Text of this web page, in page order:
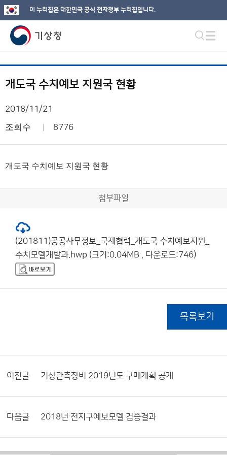
이 누리집은 대한민국 공식 전자정부 누리집입니다.
개도국 수치예보 지원국 현황
2018/11/21
조회수 8776
개도국 수치예보 지원국 현황
첨부파일
(201811)공공사무정보_국제협력_개도국 수치예보지원_
수치모델개발과.hwp (크기:0.04MB , 다운로드:746)
목록보기
이전글 기상관측장비 2019년도 구매계획 공개
다음글 2018년 전지구예보모델 검증결과